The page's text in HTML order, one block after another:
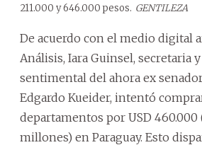
211.000 y 646.000 pesos. GENTILEZA
De acuerdo con el medio digital
Análisis, Iara Guinsel, secretaria
sentimental del ahora ex
Edgardo Kueider, intentó
departamentos por USD 460.000
millones) en Paraguay. Esto